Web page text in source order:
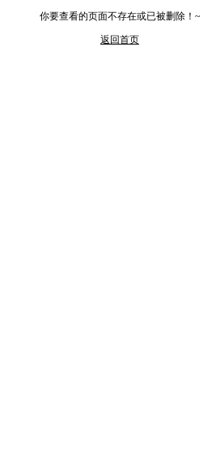
你要查看的页面不存在或已被删除！~
返回首页